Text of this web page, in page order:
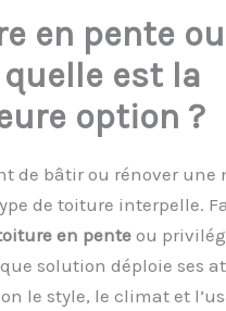
en pente
est la
option ?
de bâtir ou rénover une
de toiture interpelle.
en pente ou
solution déploie ses
le style, le climat et